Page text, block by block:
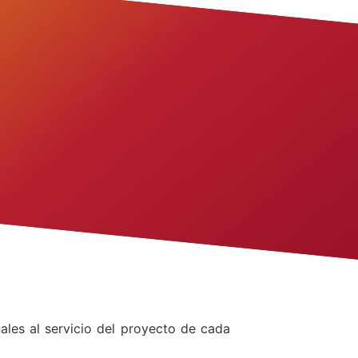
al servicio del proyecto de cada